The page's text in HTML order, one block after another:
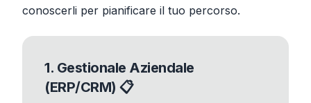
conoscerli per pianificare il tuo percorso.
1. Gestionale Aziendale
(ERP/CRM) 📋